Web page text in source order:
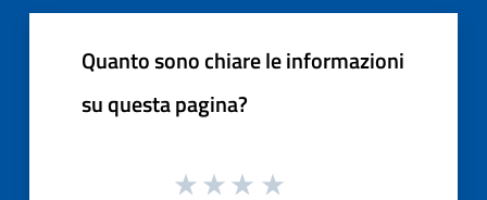
Quanto sono chiare le informazioni
su questa pagina?